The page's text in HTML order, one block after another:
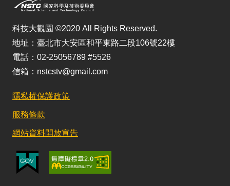
科技大觀園 ©2020 All Rights Reserved.
地址：臺北市大安區和平東路二段106號22樓
電話：02-25056789 #5526
信箱：nstcstv@gmail.com
隱私權保護政策
服務條款
網站資料開放宣告